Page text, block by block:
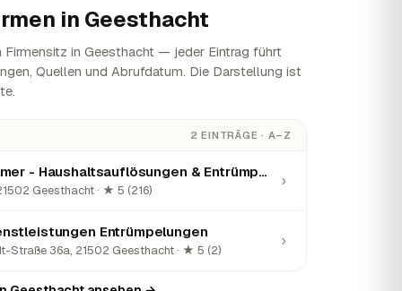
in Geesthacht
Firmensitz in Geesthacht — jeder Eintrag führt
Quellen und Abrufdatum. Die Darstellung ist
2 EINTRÄGE · A–Z
Hausservice Behlmer - Haushaltsauflösungen & Entrümpelungen in Geesthacht, Hamburg und Umgebung
Geesthacht · ★ 5 (216)
›
Entrümpelungen
Straße 36a, 21502 Geesthacht · ★ 5 (2)
›